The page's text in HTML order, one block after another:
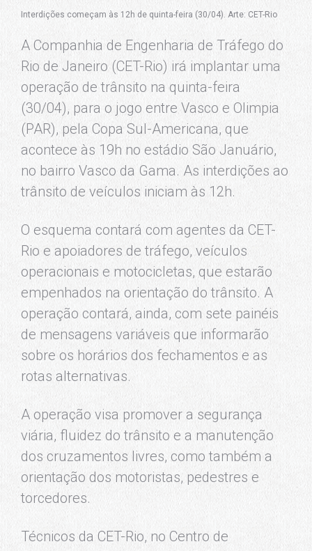
Interdições começam às 12h de quinta-feira (30/04). Arte: CET-Rio
A Companhia de Engenharia de Tráfego do
Rio de Janeiro (CET-Rio) irá implantar uma
operação de trânsito na quinta-feira
(30/04), para o jogo entre Vasco e Olimpia
(PAR), pela Copa Sul-Americana, que
acontece às 19h no estádio São Januário,
no bairro Vasco da Gama. As interdições ao
trânsito de veículos iniciam às 12h.
O esquema contará com agentes da CET-
Rio e apoiadores de tráfego, veículos
operacionais e motocicletas, que estarão
empenhados na orientação do trânsito. A
operação contará, ainda, com sete painéis
de mensagens variáveis que informarão
sobre os horários dos fechamentos e as
rotas alternativas.
A operação visa promover a segurança
viária, fluidez do trânsito e a manutenção
dos cruzamentos livres, como também a
orientação dos motoristas, pedestres e
torcedores.
Técnicos da CET-Rio, no Centro de